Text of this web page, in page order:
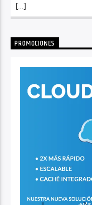
[…]
PROMOCIONES